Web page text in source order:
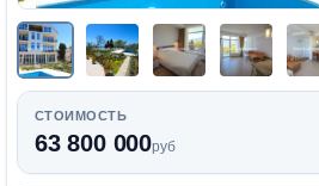
СТОИМОСТЬ
63 800 000руб